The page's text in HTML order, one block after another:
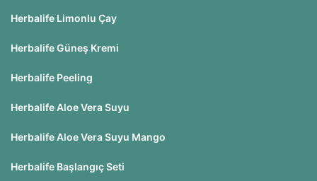
Herbalife Limonlu Çay
Herbalife Güneş Kremi
Herbalife Peeling
Herbalife Aloe Vera Suyu
Herbalife Aloe Vera Suyu Mango
Herbalife Başlangıç Seti